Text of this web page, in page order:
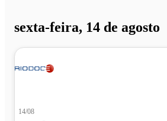
sexta-feira, 14 de agosto
14/08